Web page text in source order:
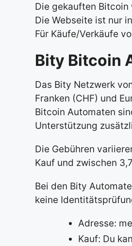
Die gekauften
Die Webseite ist nur
Für Käufe/Verkäufe
Bity Bitcoin
Das Bity Netzwerk
Franken (CHF) und
Bitcoin Automaten
Unterstützung
Die Gebühren
Kauf und zwischen
Bei den Bity
keine
Adresse:
Kauf: Du